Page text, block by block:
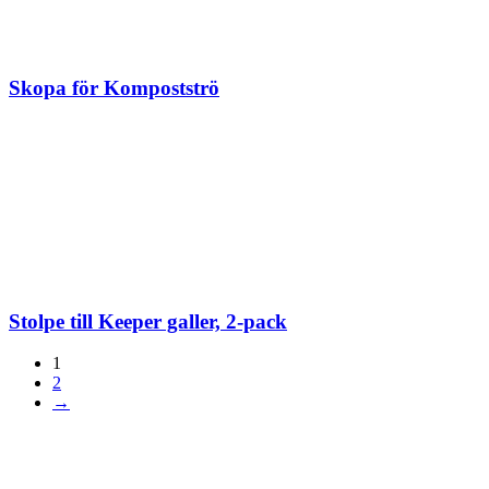
Skopa för Kompostströ
Stolpe till Keeper galler, 2-pack
1
2
→